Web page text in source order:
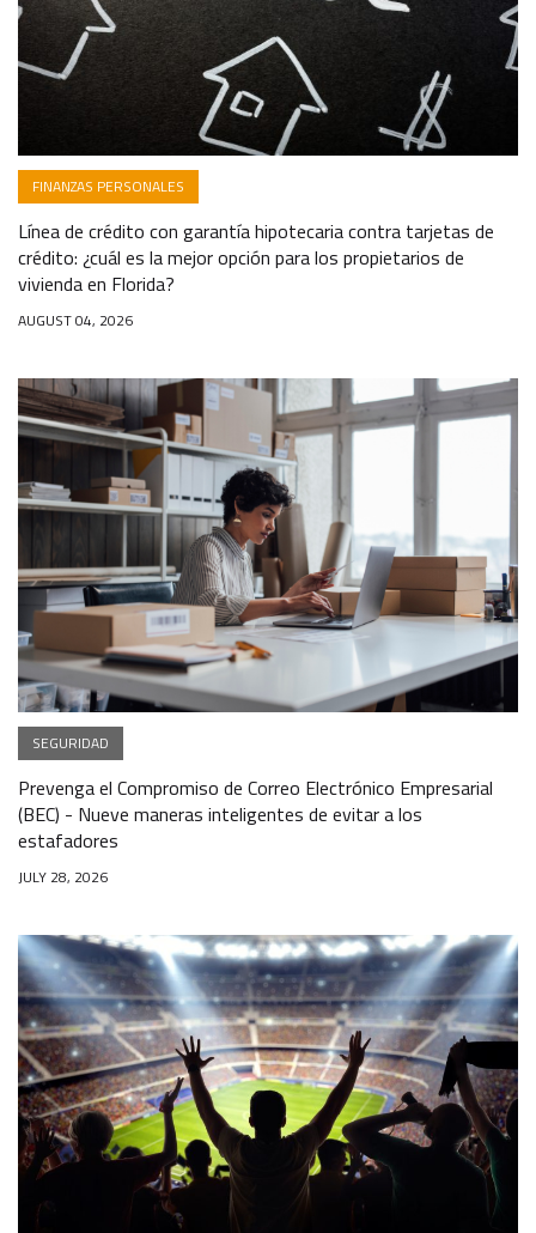
FINANZAS PERSONALES
Línea de crédito con garantía hipotecaria contra tarjetas de
crédito: ¿cuál es la mejor opción para los propietarios de
vivienda en Florida?
AUGUST 04, 2026
SEGURIDAD
Prevenga el Compromiso de Correo Electrónico Empresarial
(BEC) - Nueve maneras inteligentes de evitar a los
estafadores
JULY 28, 2026